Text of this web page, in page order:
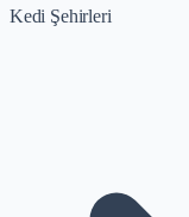
Kedi Şehirleri